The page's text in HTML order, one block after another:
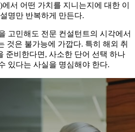
에서 어떤 가치를 지니는지에 대한 이
명만 반복하게 만든다.
고민해도 전문 컨설턴트의 시각에서
것은 불가능에 가깝다. 특히 해외 취
준비한다면, 사소한 단어 선택 하나
있다는 사실을 명심해야 한다.